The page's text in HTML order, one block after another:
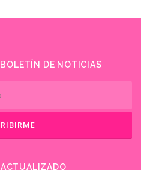
DE NOTICIAS